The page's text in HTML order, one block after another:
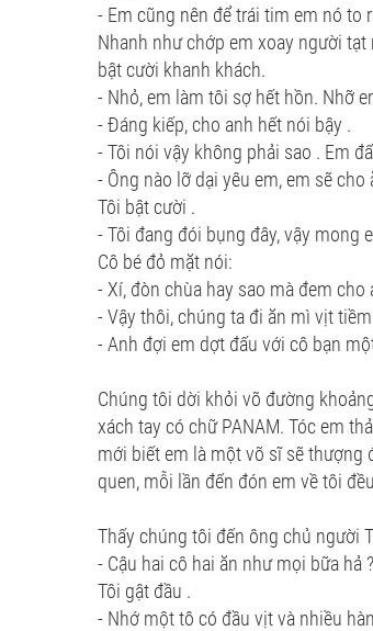
- Em cũng nên để trái tim em nó to
Nhanh như chớp em xoay người
bật cười khanh khách.
- Nhỏ, em làm tôi sợ hết hồn. Nhỡ
- Đáng kiếp, cho anh hết nói bậy .
- Tôi nói vậy không phải sao . Em
- Ông nào lỡ dại yêu em, em sẽ cho
Tôi bật cười .
- Tôi đang đói bụng đây, vậy mong
Cô bé đỏ mặt nói:
- Xí, đòn chùa hay sao mà đem cho
- Vậy thôi, chúng ta đi ăn mì vịt
- Anh đợi em dợt đấu với cô bạn
Chúng tôi dời khỏi võ đường
xách tay có chữ PANAM. Tóc em
mới biết em là một võ sĩ sẽ thượng
quen, mỗi lần đến đón em về tôi
Thấy chúng tôi đến ông chủ người
- Cậu hai cô hai ăn như mọi bữa hả ?
Tôi gật đầu .
- Nhớ một tô có đầu vịt và nhiều